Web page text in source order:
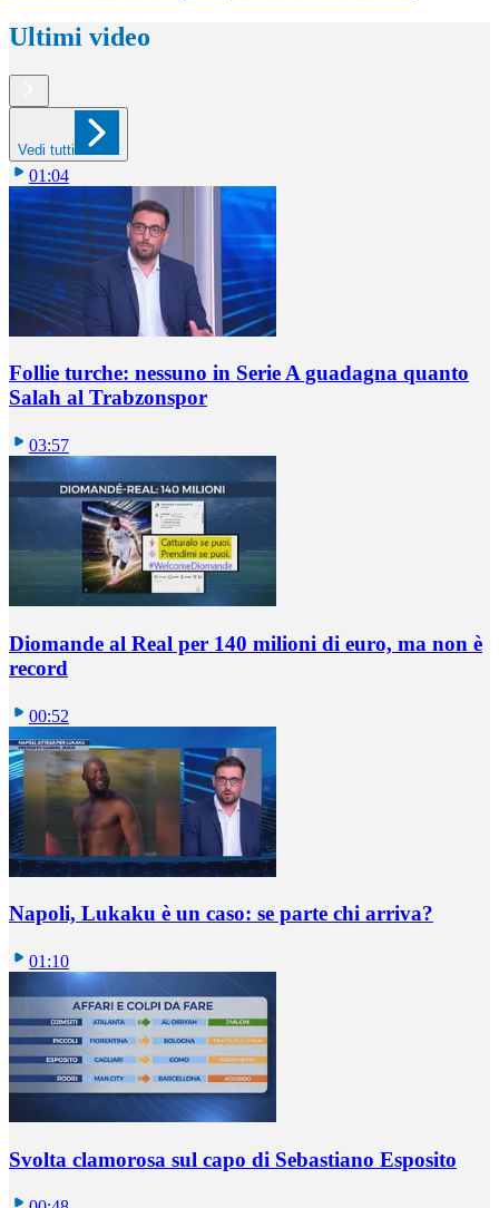
Ultimi video
Vedi tutti
01:04
Follie turche: nessuno in Serie A guadagna quanto
Salah al Trabzonspor
03:57
Diomande al Real per 140 milioni di euro, ma non è
record
00:52
Napoli, Lukaku è un caso: se parte chi arriva?
01:10
Svolta clamorosa sul capo di Sebastiano Esposito